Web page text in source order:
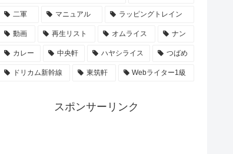
二軍 マニュアル ラッピングトレイン
動画 再生リスト オムライス ナン
カレー 中央軒 ハヤシライス つばめ
ドリカム新幹線 東筑軒 Webライター1級
スポンサーリンク